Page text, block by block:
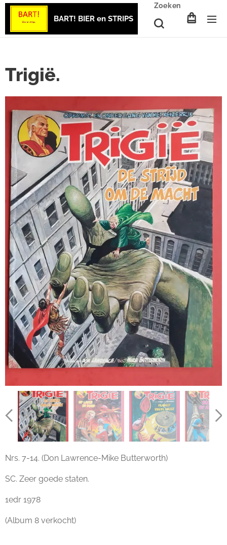
BART! BIER en STRIPS
Zoeken
Trigië.
Nrs. 7-14. (Don Lawrence-Mike Butterworth)
SC. Zeer goede staten.
1edr 1978
(Album 8 verkocht)